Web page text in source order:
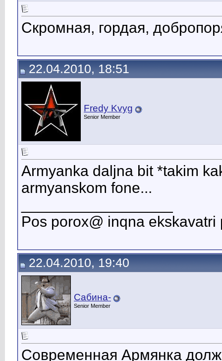
Скромная, гордая,
22.04.2010, 18:51
Fredy Kvyg
Senior Member
Armyanka daljna bit *takim
armyanskom fone...
Pos porox@ inqna ekskavatri
22.04.2010, 19:40
Сабина-
Senior Member
Современная Армянка